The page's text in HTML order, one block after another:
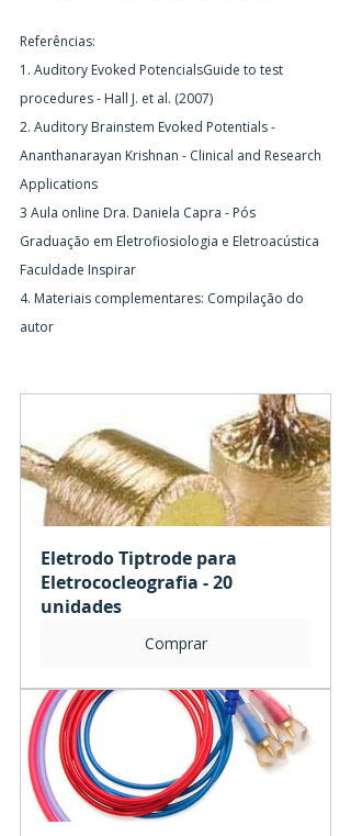
Referências:
1. Auditory Evoked PotencialsGuide to test
procedures - Hall J. et al. (2007)
2. Auditory Brainstem Evoked Potentials -
Ananthanarayan Krishnan - Clinical and Research
Applications
3 Aula online Dra. Daniela Capra - Pós
Graduação em Eletrofiosiologia e Eletroacústica
Faculdade Inspirar
4. Materiais complementares: Compilação do
autor
Eletrodo Tiptrode para
Eletrococleografia - 20
unidades
Comprar